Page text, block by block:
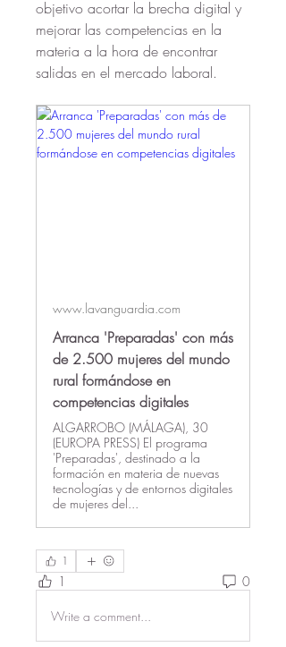
objetivo acortar la brecha digital y
mejorar las competencias en la
materia a la hora de encontrar
salidas en el mercado laboral.
www.lavanguardia.com
Arranca 'Preparadas' con más
de 2.500 mujeres del mundo
rural formándose en
competencias digitales
ALGARROBO (MÁLAGA), 30
(EUROPA PRESS) El programa
'Preparadas', destinado a la
formación en materia de nuevas
tecnologías y de entornos digitales
de mujeres del...
1
1 0
Write a comment...